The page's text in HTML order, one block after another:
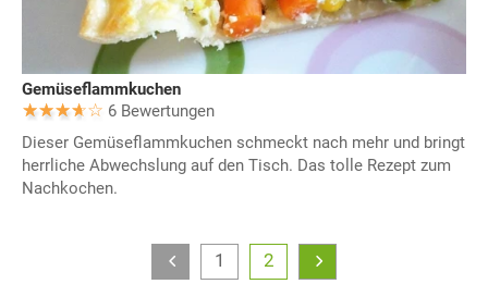
Gemüseflammkuchen
6 Bewertungen
Dieser Gemüseflammkuchen schmeckt nach mehr und bringt
herrliche Abwechslung auf den Tisch. Das tolle Rezept zum
Nachkochen.
1 2